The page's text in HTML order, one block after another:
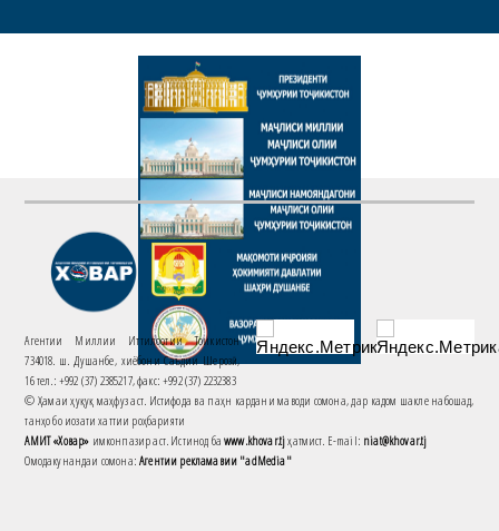
Агентии Миллии Иттилоотии Тоҷикистон
734018. ш. Душанбе, хиёбони Саъдии Шерозӣ,
16 тел.: +992 (37) 2385217, факс: +992 (37) 2232383
© Ҳамаи ҳуқуқ маҳфуз аст. Истифода ва паҳн кардани маводи сомона, дар кадом шакле набошад,
танҳо бо иҷозати хаттии роҳбарияти
АМИТ «Ховар» имконпазир аст. Истинод баwww.khovar.tjҳатмист. E-mail: niat@khovar.tj
Омодакунандаи сомона:Агентии рекламавии "adMedia"